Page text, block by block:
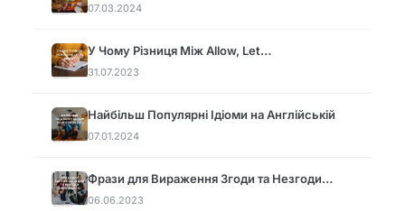
07.03.2024
У Чому Різниця Між Allow, Let…
31.07.2023
Найбільш Популярні Ідіоми на Англійській
07.01.2024
Фрази для Вираження Згоди та Незгоди…
06.06.2023